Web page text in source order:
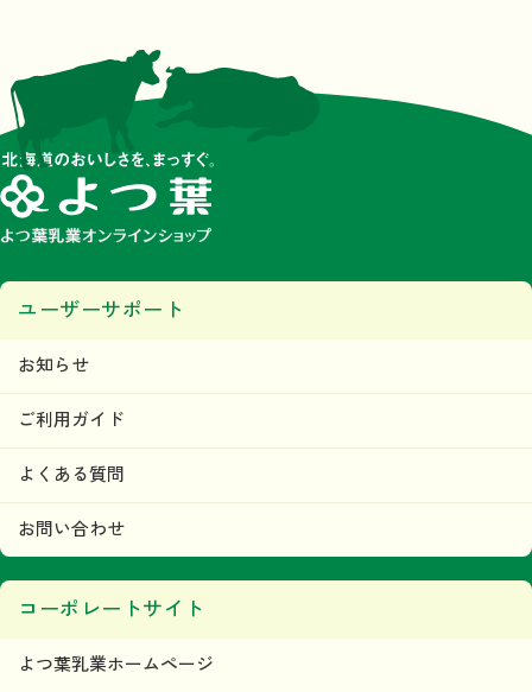
ユーザーサポート
お知らせ
ご利用ガイド
よくある質問
お問い合わせ
コーポレートサイト
よつ葉乳業ホームページ